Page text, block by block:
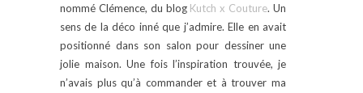
nommé Clémence, du blog Kutch x Couture. Un
sens de la déco inné que j’admire. Elle en avait
positionné dans son salon pour dessiner une
jolie maison. Une fois l’inspiration trouvée, je
n’avais plus qu’à commander et à trouver ma